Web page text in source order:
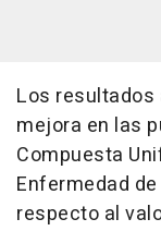
Los
mejora en las
Compuesta
Enfermedad
respecto al